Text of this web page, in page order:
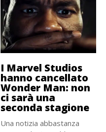
I Marvel Studios
hanno cancellato
Wonder Man: non
ci sarà una
seconda stagione
Una notizia abbastanza